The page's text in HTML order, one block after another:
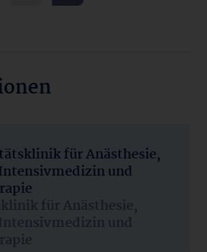
für Anästhesie,
und
für Anästhesie,
und